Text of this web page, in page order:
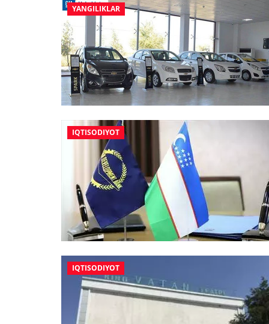
YANGILIKLAR
IQTISODIYOT
IQTISODIYOT